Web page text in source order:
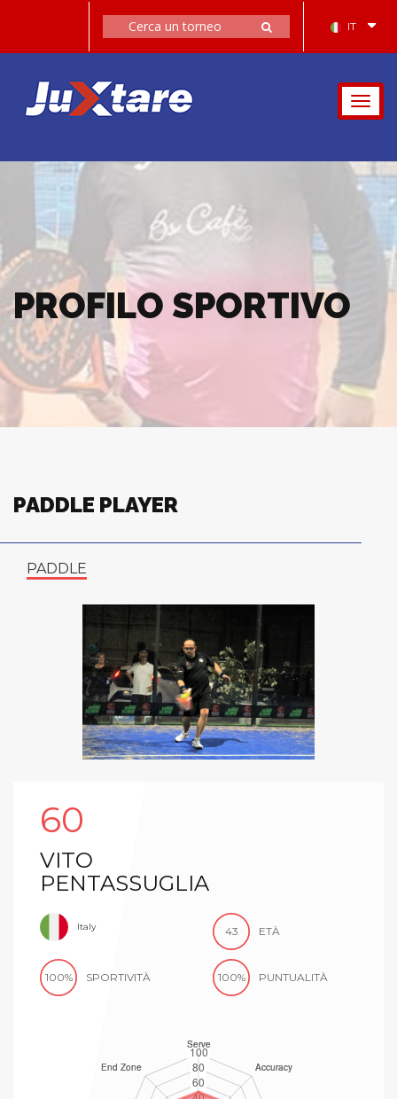
IT
PROFILO SPORTIVO
PADDLE PLAYER
PADDLE
60
VITO
PENTASSUGLIA
Italy 43 ETÀ
100% SPORTIVITÀ 100% PUNTUALITÀ